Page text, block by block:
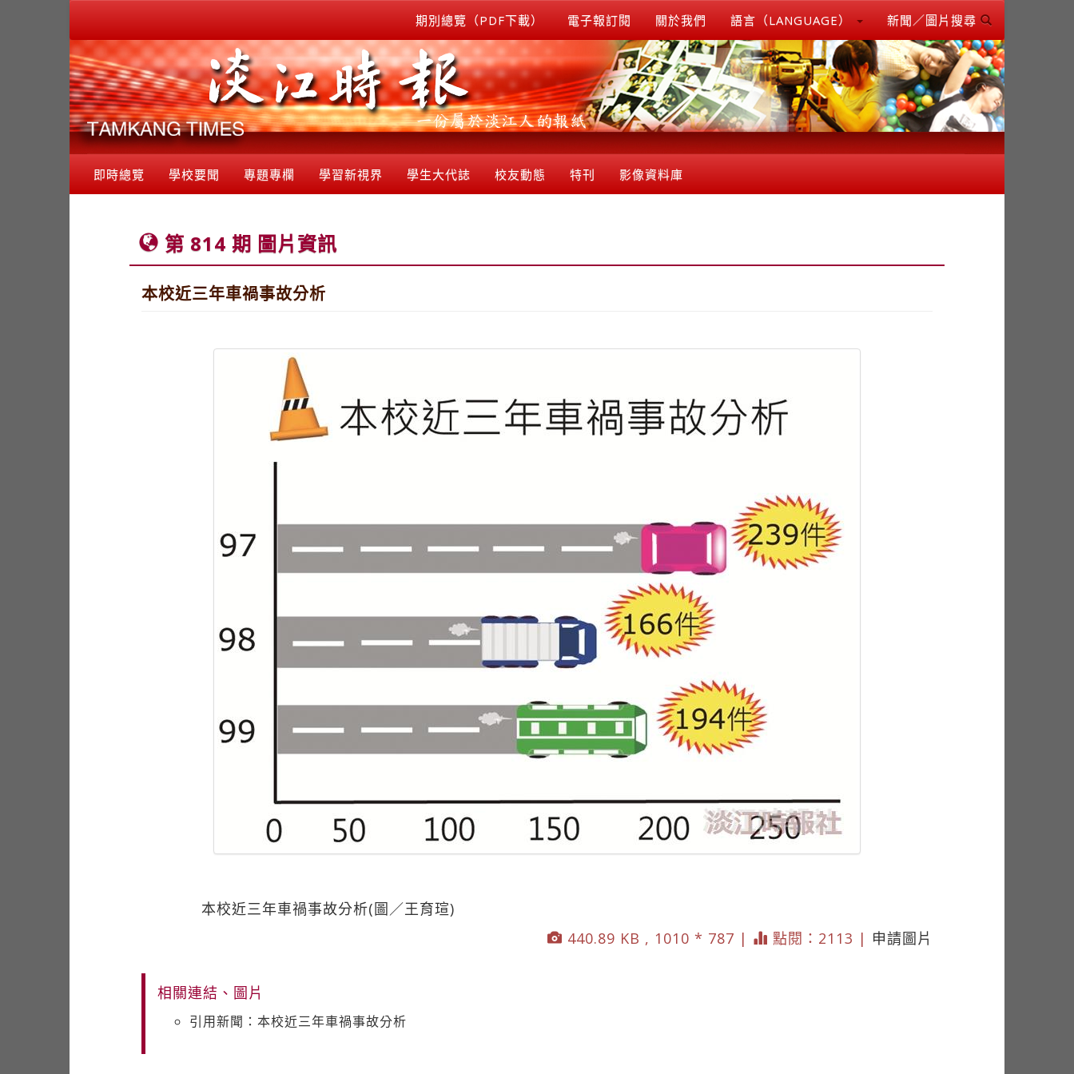
期別總覽（PDF下載） 電子報訂閱 關於我們 語言（LANGUAGE） 新聞／圖片搜尋
即時總覽 學校要聞 專題專欄 學習新視界 學生大代誌 校友動態 特刊 影像資料庫
第 814 期 圖片資訊
本校近三年車禍事故分析
本校近三年車禍事故分析(圖／王育瑄)
440.89 KB , 1010 * 787 |
點閱：2113 | 申請圖片
相關連結、圖片
引用新聞：本校近三年車禍事故分析